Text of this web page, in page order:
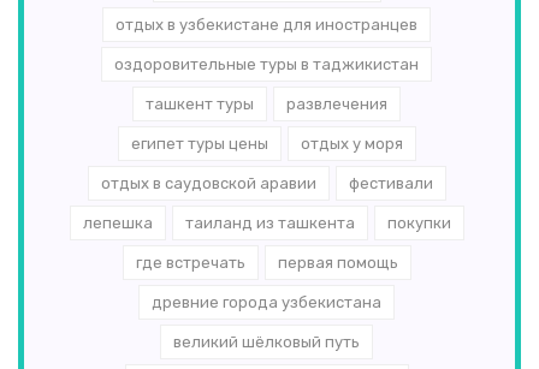
отдых в узбекистане для иностранцев
оздоровительные туры в таджикистан
ташкент туры развлечения
египет туры цены отдых у моря
отдых в саудовской аравии фестивали
лепешка таиланд из ташкента покупки
где встречать первая помощь
древние города узбекистана
великий шёлковый путь